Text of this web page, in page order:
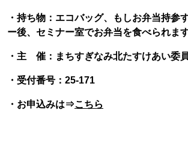
・持ち物：エコバッグ、もしお弁当持参
ー後、セミナー室でお弁当を食べられま
・主 催：まちすぎなみ北たすけあい委
・受付番号：25-171
・お申込みは⇒こちら